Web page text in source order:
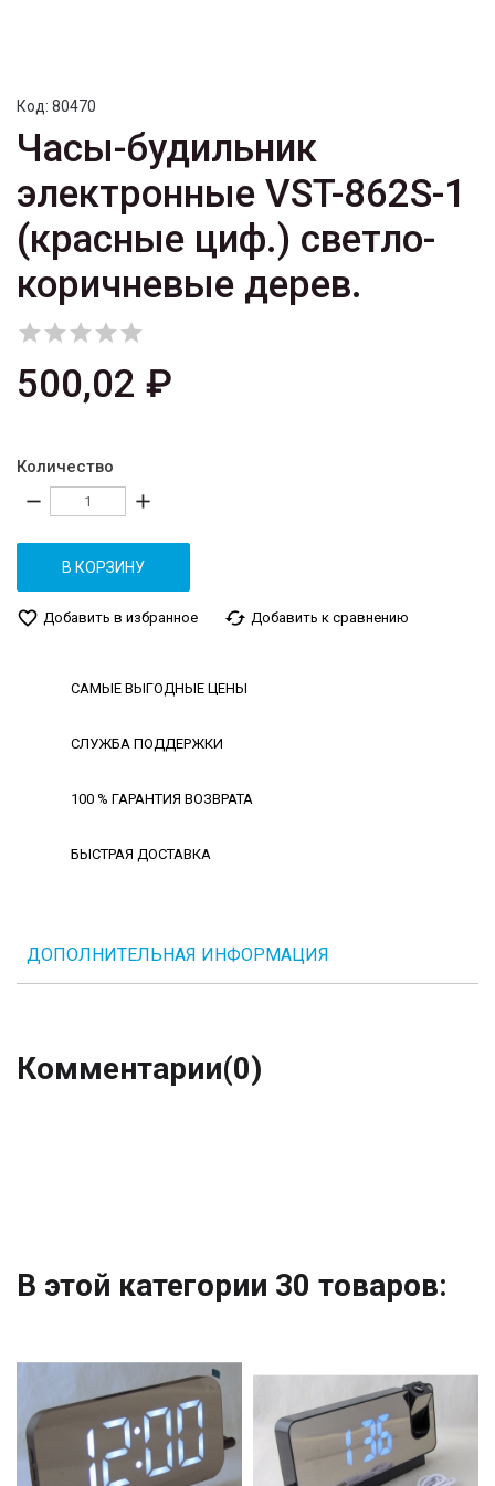
Код: 80470
Часы-будильник
электронные VST-862S-1
(красные циф.) светло-
коричневые дерев.

500,02 ₽
Количество
remove add
В КОРЗИНУ
favorite_border Добавить в избранное cached Добавить к сравнению
САМЫЕ ВЫГОДНЫЕ ЦЕНЫ
СЛУЖБА ПОДДЕРЖКИ
100 % ГАРАНТИЯ ВОЗВРАТА
БЫСТРАЯ ДОСТАВКА
ДОПОЛНИТЕЛЬНАЯ ИНФОРМАЦИЯ
Комментарии(0)
В этой категории 30 товаров: